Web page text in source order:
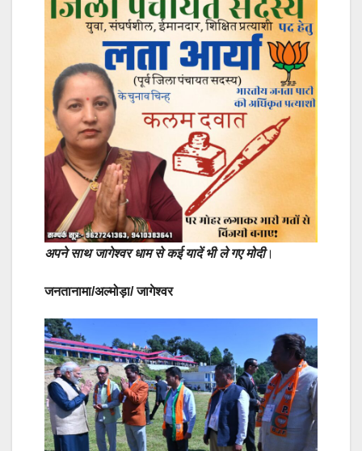
अपने साथ जागेश्वर धाम से कई यादें भी ले गए मोदी।
जनतानामा/अल्मोड़ा/ जागेश्वर